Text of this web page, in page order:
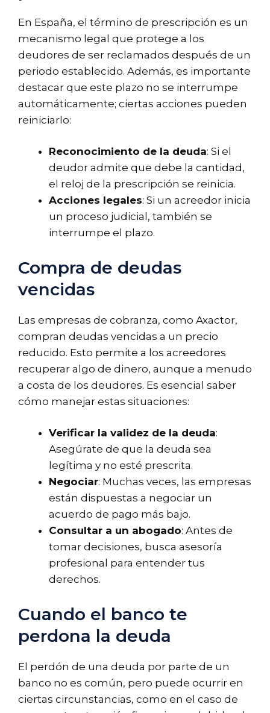
En España, el término de prescripción es un
mecanismo legal que protege a los
deudores de ser reclamados después de un
periodo establecido. Además, es importante
destacar que este plazo no se interrumpe
automáticamente; ciertas acciones pueden
reiniciarlo:
Reconocimiento de la deuda: Si el
deudor admite que debe la cantidad,
el reloj de la prescripción se reinicia.
Acciones legales: Si un acreedor inicia
un proceso judicial, también se
interrumpe el plazo.
Compra de deudas
vencidas
Las empresas de cobranza, como Axactor,
compran deudas vencidas a un precio
reducido. Esto permite a los acreedores
recuperar algo de dinero, aunque a menudo
a costa de los deudores. Es esencial saber
cómo manejar estas situaciones:
Verificar la validez de la deuda:
Asegúrate de que la deuda sea
legítima y no esté prescrita.
Negociar: Muchas veces, las empresas
están dispuestas a negociar un
acuerdo de pago más bajo.
Consultar a un abogado: Antes de
tomar decisiones, busca asesoría
profesional para entender tus
derechos.
Cuando el banco te
perdona la deuda
El perdón de una deuda por parte de un
banco no es común, pero puede ocurrir en
ciertas circunstancias, como en el caso de